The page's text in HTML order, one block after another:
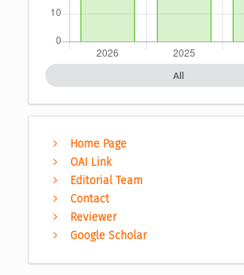
All
Home Page
OAI Link
Editorial Team
Contact
Reviewer
Google Scholar